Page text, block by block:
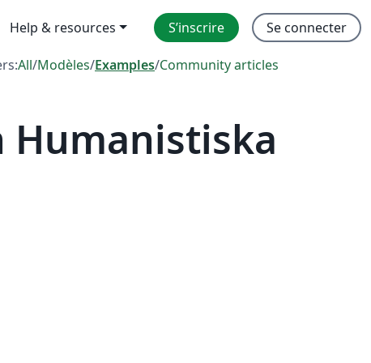
Help & resources S’inscrire Se connecter
All/Modèles/Examples/Community articles
Humanistiska